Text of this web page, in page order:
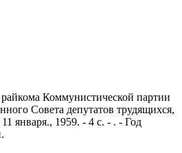
Коммунистической партии
Совета депутатов трудящихся,
января., 1959. - 4 с. - . - Год